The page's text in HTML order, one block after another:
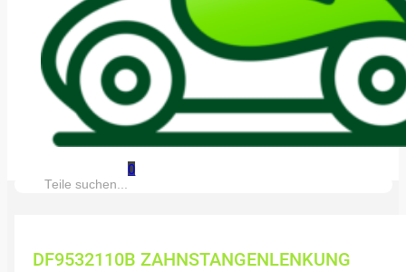
0
Suche:
DF9532110B ZAHNSTANGENLENKUNG